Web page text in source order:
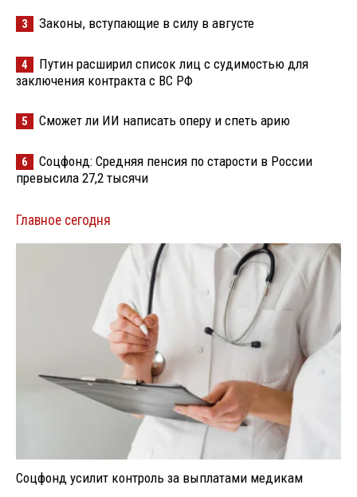
3 Законы, вступающие в силу в августе
4
Путин расширил список лиц с судимостью для
заключения контракта с ВС РФ
5 Сможет ли ИИ написать оперу и спеть арию
6
Соцфонд: Средняя пенсия по старости в России
превысила 27,2 тысячи
Главное сегодня
Соцфонд усилит контроль за выплатами медикам